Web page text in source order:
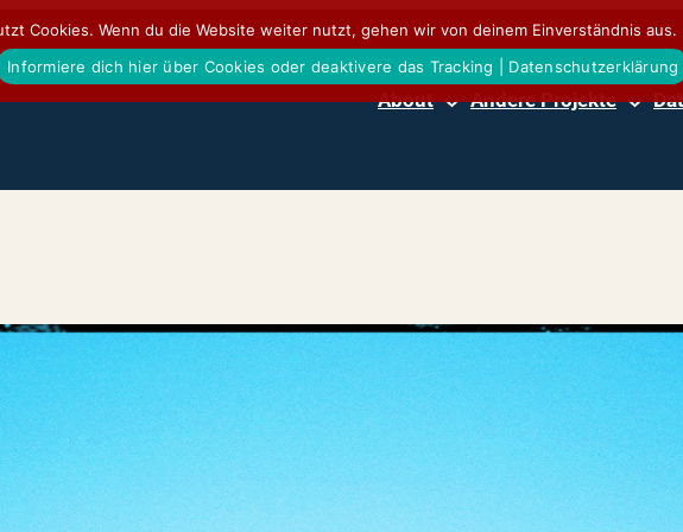
About Andere Projekte
Cookies. Wenn du die Website weiter nutzt, gehen wir von deinem Einverständnis aus.
Informiere dich hier über Cookies oder deaktivere das Tracking | Datenschutzerklärung